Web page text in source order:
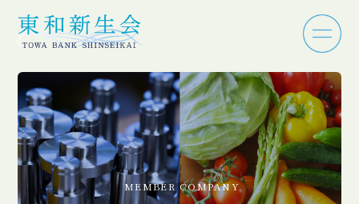
MEMBER COMPANY